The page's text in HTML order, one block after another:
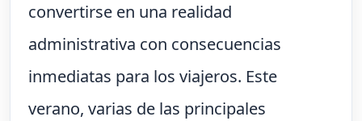
convertirse en una realidad
administrativa con consecuencias
inmediatas para los viajeros. Este
verano, varias de las principales